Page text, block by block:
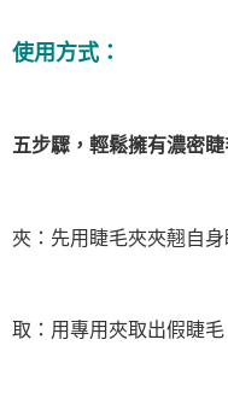
使用方式：
五步驟，輕鬆擁有濃密睫
夾：先用睫毛夾夾翹自身
取：用專用夾取出假睫